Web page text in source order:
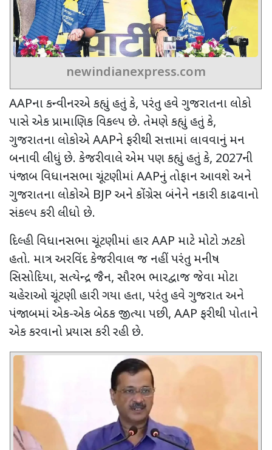
newindianexpress.com
AAPના કન્વીનરએ કહ્યું હતું કે, પરંતુ હવે ગુજરાતના લોકો
પાસે એક પ્રામાણિક વિકલ્પ છે. તેમણે કહ્યું હતું કે,
ગુજરાતના લોકોએAAPને ફરીથી સત્તામાં લાવવાનું મન
બનાવી લીધું છે. કેજરીવાલે એમ પણ કહ્યું હતું કે, 2027ની
પંજાબ વિધાનસભા ચૂંટણીમાંAAPનું તોફાન આવશે અને
ગુજરાતના લોકોએ BJP અને કોંગ્રેસ બંનેને નકારી કાઢવાનો
સંકલ્પ કરી લીધો છે.
દિલ્હી વિધાનસભા ચૂંટણીમાં હારAAP માટે મોટો ઝટકો
હતો. માત્ર અરવિંદ કેજરીવાલ જ નહીં પરંતુ મનીષ
સિસોદિયા, સત્યેન્દ્ર જૈન, સૌરભ ભારદ્વાજ જેવા મોટા
ચહેરાઓ ચૂંટણી હારી ગયા હતા, પરંતુ હવે ગુજરાત અને
પંજાબમાં એક-એક બેઠક જીત્યા પછી, AAP ફરીથી પોતાને
એક કરવાનો પ્રયાસ કરી રહી છે.